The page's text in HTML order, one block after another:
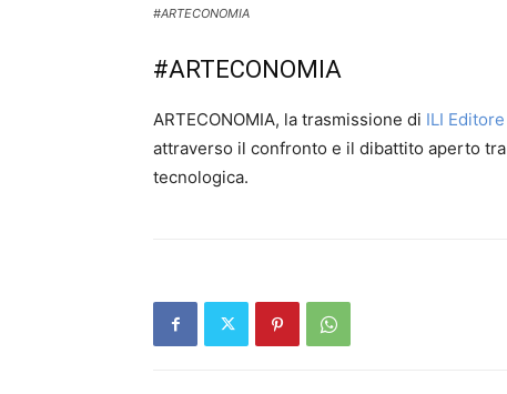
#ARTECONOMIA
#ARTECONOMIA
ARTECONOMIA, la trasmissione di ILI Editore
attraverso il confronto e il dibattito aperto
tecnologica.